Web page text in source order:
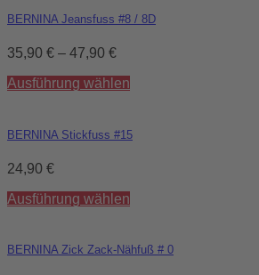
BERNINA Jeansfuss #8 / 8D
35,90 € – 47,90 €
Ausführung wählen
BERNINA Stickfuss #15
24,90 €
Ausführung wählen
BERNINA Zick Zack-Nähfuß # 0